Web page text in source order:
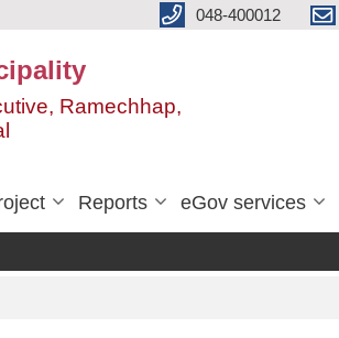
048-400012
Ramechhap,
Reports eGov services